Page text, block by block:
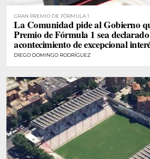
GRAN PREMIO DE FÓRMULA 1
La Comunidad pide al Gobierno
Premio de Fórmula 1 sea declarado
acontecimiento de excepcional
DIEGO DOMINGO RODRÍGUEZ